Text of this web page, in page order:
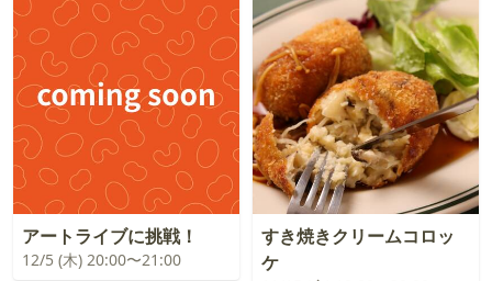
アートライブに挑戦！
12/5 (木) 20:00〜21:00
すき焼きクリームコロッ
ケ